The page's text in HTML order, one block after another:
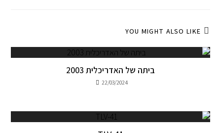
YOU MIGHT ALSO LIKE
ביתה של האדריכלית 2003
22/03/2024